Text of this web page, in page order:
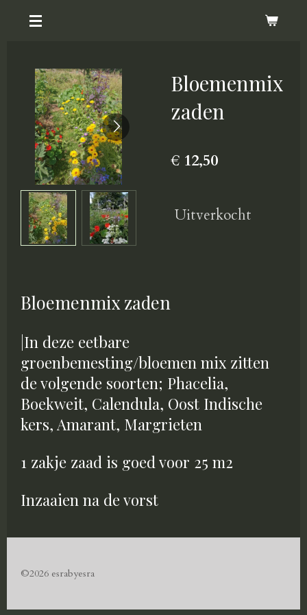
hoofdinhoud
Bloemenmix
zaden
€ 12,50
Uitverkocht
Bloemenmix zaden
|In deze eetbare
groenbemesting/bloemen mix zitten
de volgende soorten; Phacelia,
Boekweit, Calendula, Oost Indische
kers, Amarant, Margrieten
1 zakje zaad is goed voor 25 m2
Inzaaien na de vorst
©2026 esrabyesra